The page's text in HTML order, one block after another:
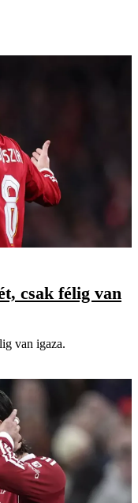
csak félig van
van igaza.